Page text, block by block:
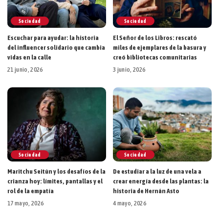
Sociedad
Escuchar para ayudar: la historia
del influencer solidario que cambia
vidas en la calle
21 junio, 2026
Sociedad
El Señor de los Libros: rescató
miles de ejemplares de la basura y
creó bibliotecas comunitarias
3 junio, 2026
Sociedad
Maritchu Seitún y los desafíos de la
crianza hoy: límites, pantallas y el
rol de la empatía
17 mayo, 2026
Sociedad
De estudiar a la luz de una vela a
crear energía desde las plantas: la
historia de Hernán Asto
4 mayo, 2026